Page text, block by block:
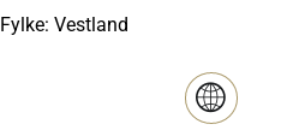
Fylke: Vestland